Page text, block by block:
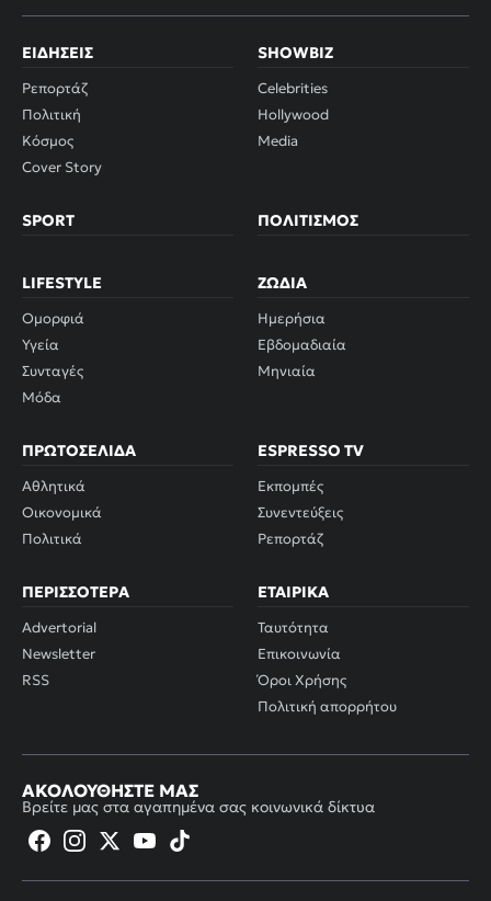
ΕΙΔΉΣΕΙΣ
Ρεπορτάζ
Πολιτική
Κόσμος
Cover Story
SHOWBIZ
Celebrities
Hollywood
Media
SPORT ΠΟΛΙΤΙΣΜΌΣ
LIFESTYLE
Ομορφιά
Υγεία
Συνταγές
Μόδα
ΖΏΔΙΑ
Ημερήσια
Εβδομαδιαία
Μηνιαία
ΠΡΩΤΟΣΈΛΙΔΑ
Αθλητικά
Οικονομικά
Πολιτικά
ESPRESSO TV
Εκπομπές
Συνεντεύξεις
Ρεπορτάζ
ΠΕΡΙΣΣΌΤΕΡΑ
Advertorial
Newsletter
RSS
ΕΤΑΙΡΙΚΆ
Ταυτότητα
Επικοινωνία
Όροι Χρήσης
Πολιτική απορρήτου
ΑΚΟΛΟΥΘΉΣΤΕ ΜΑΣ
Βρείτε μας στα αγαπημένα σας κοινωνικά δίκτυα